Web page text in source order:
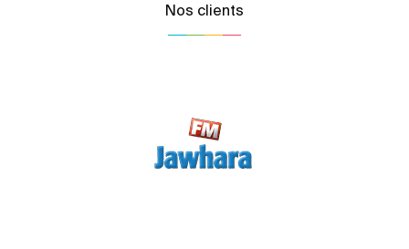
Nos clients